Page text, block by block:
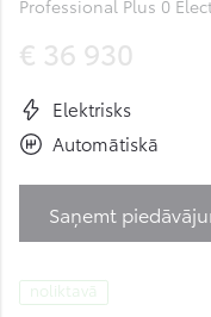
€ 36 930
Elektrisks
Automātiskā
Saņemt
noliktavā